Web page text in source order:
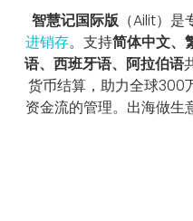
智慧记国际版（Ailit）是
进销存。支持简体中文、
语、西班牙语、阿拉伯语
货币结算，助力全球300
资金流的管理。出海做生